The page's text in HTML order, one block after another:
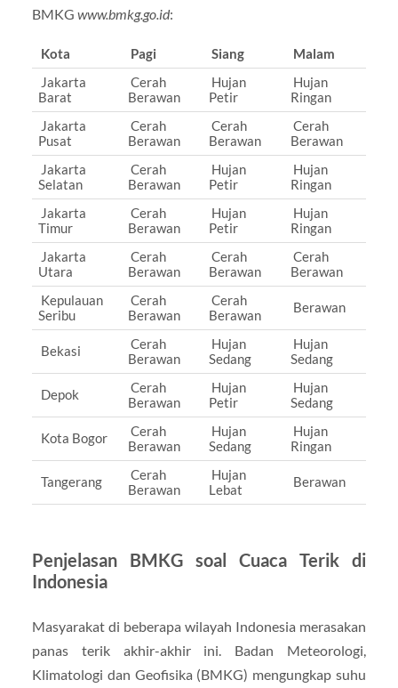
BMKG www.bmkg.go.id:
Kota Pagi Siang
Malam
Jakarta
Barat
Cerah
Berawan
Hujan
Petir
Hujan
Ringan
Jakarta
Pusat
Cerah
Berawan
Cerah
Berawan
Cerah
Berawan
Jakarta
Selatan
Cerah
Berawan
Hujan
Petir
Hujan
Ringan
Jakarta
Timur
Cerah
Berawan
Hujan
Petir
Hujan
Ringan
Jakarta
Utara
Cerah
Berawan
Cerah
Berawan
Cerah
Berawan
Kepulauan
Seribu
Cerah
Berawan
Cerah
Berawan
Berawan
Bekasi
Cerah
Berawan
Hujan
Sedang
Hujan
Sedang
Depok
Cerah
Berawan
Hujan
Petir
Hujan
Sedang
Kota Bogor
Cerah
Berawan
Hujan
Sedang
Hujan
Ringan
Tangerang
Cerah
Berawan
Hujan
Lebat
Berawan
Penjelasan BMKG soal Cuaca Terik di
Indonesia
Masyarakat di beberapa wilayah Indonesia merasakan
panas terik akhir-akhir ini. Badan Meteorologi,
Klimatologi dan Geofisika (BMKG) mengungkap suhu